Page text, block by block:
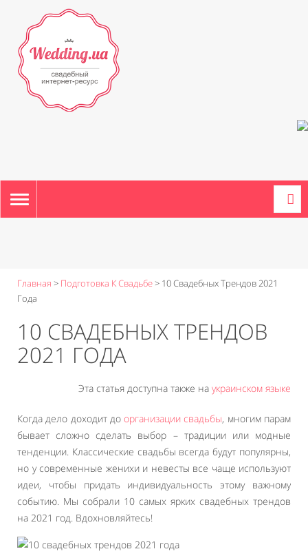
TOGGLE
NAVIGATION
Главная > Подготовка К Свадьбе> 10 Свадебных Трендов 2021
Года
10 СВАДЕБНЫХ ТРЕНДОВ
2021 ГОДА
Эта статья доступна также на украинском языке
Когда дело доходит доорганизации свадьбы, многим парам
бывает сложно сделать выбор – традиции или модные
тенденции. Классические свадьбы всегда будут популярны,
но у современные женихи и невесты все чаще используют
идеи, чтобы придать индивидуальность этому важному
событию. Мы собрали 10 самых ярких свадебных трендов
на 2021 год. Вдохновляйтесь!